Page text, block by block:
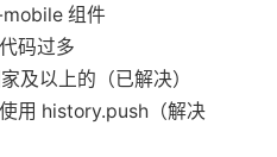
item = funcArray
{ bashFunc
未定义或者包含 file
files || files . includes
item.func (bashFunc
组件
码过多
及以上的（已解决）
用 history.push（解决